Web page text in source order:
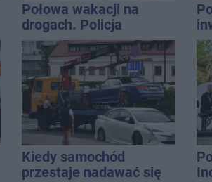
Połowa wakacji na
drogach. Policja
podsumowała lipiec
Kiedy samochód
przestaje nadawać się